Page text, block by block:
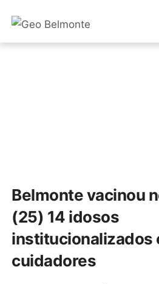
Belmonte vacinou
(25) 14 idosos
institucionalizados
cuidadores